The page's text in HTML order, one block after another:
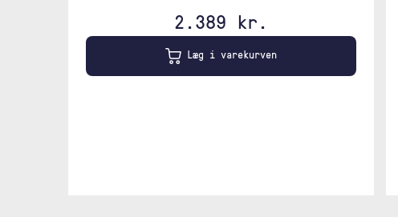
2.389 kr.
Læg i varekurven